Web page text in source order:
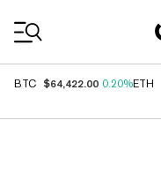
BTC $64,422.00 0.20%ETH